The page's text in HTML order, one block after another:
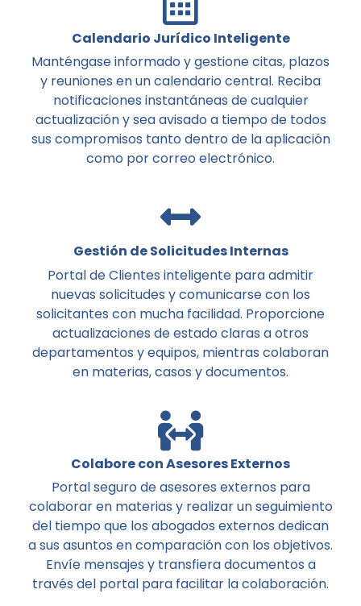
Calendario Jurídico Inteligente
Manténgase informado y gestione citas, plazos
y reuniones en un calendario central. Reciba
notificaciones instantáneas de cualquier
actualización y sea avisado a tiempo de todos
sus compromisos tanto dentro de la aplicación
como por correo electrónico.
Gestión de Solicitudes Internas
Portal de Clientes inteligente para admitir
nuevas solicitudes y comunicarse con los
solicitantes con mucha facilidad. Proporcione
actualizaciones de estado claras a otros
departamentos y equipos, mientras colaboran
en materias, casos y documentos.
Colabore con Asesores Externos
Portal seguro de asesores externos para
colaborar en materias y realizar un seguimiento
del tiempo que los abogados externos dedican
a sus asuntos en comparación con los objetivos.
Envíe mensajes y transfiera documentos a
través del portal para facilitar la colaboración.